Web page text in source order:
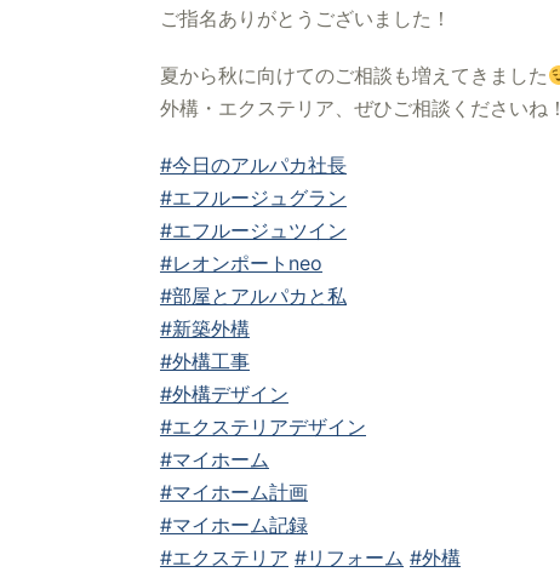
ご指名ありがとうございました！
夏から秋に向けてのご相談も増えてきました
外構・エクステリア、ぜひご相談くださいね！
#今日のアルパカ社長
#エフルージュグラン
#エフルージュツイン
#レオンポートneo
#部屋とアルパカと私
#新築外構
#外構工事
#外構デザイン
#エクステリアデザイン
#マイホーム
#マイホーム計画
#マイホーム記録
#エクステリア #リフォーム #外構